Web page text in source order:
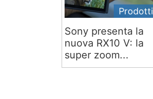
Prodotti
Sony presenta la
nuova RX10 V: la
super zoom...